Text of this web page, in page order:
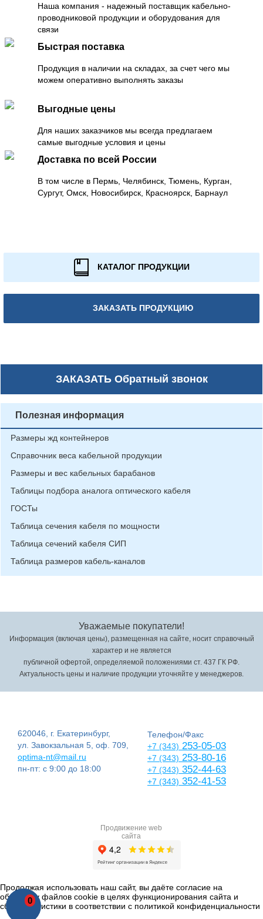
Наша компания - надежный поставщик кабельно-
проводниковой продукции и оборудования для
связи
Быстрая поставка
Продукция в наличии на складах, за счет чего мы
можем оперативно выполнять заказы
Выгодные цены
Для наших заказчиков мы всегда предлагаем
самые выгодные условия и цены
Доставка по всей России
В том числе в Пермь, Челябинск, Тюмень, Курган,
Сургут, Омск, Новосибирск, Красноярск, Барнаул
КАТАЛОГ ПРОДУКЦИИ
ЗАКАЗАТЬ ПРОДУКЦИЮ
ЗАКАЗАТЬОбратный звонок
0
Полезная информация
Размеры жд контейнеров
Справочник веса кабельной продукции
Размеры и вес кабельных барабанов
Таблицы подбора аналога оптического кабеля
ГОСТы
Таблица сечения кабеля по мощности
Таблица сечений кабеля СИП
Таблица размеров кабель-каналов
Уважаемые покупатели!
Информация (включая цены), размещенная на сайте, носит справочный
характер и не является
публичной офертой, определяемой положениями ст. 437 ГК РФ.
Актуальность цены и наличие продукции уточняйте у менеджеров.
620046, г. Екатеринбург,
ул. Завокзальная 5, оф. 709,
optima-nt@mail.ru
пн-пт: с 9:00 до 18:00
Телефон/Факс
+7 (343) 253-05-03
+7 (343) 253-80-16
+7 (343) 352-44-63
+7 (343) 352-41-53
Продвижение web
сайта
Продолжая использовать наш сайт, вы даёте согласие на
обработку файлов cookie в целях функционирования сайта и
сбора статистики в соответствии с политикой конфиденциальности